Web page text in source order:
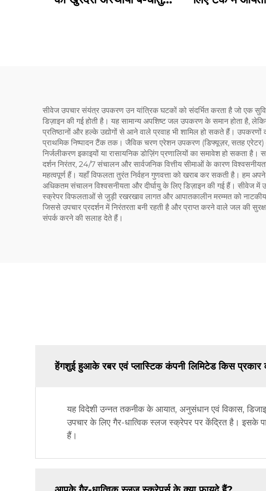
सीवेज उपचार संयंत्र उपकरण उन यांत्रिक घटकों को संदर्भित करता है जो एक
डिज़ाइन की गई होती है। यह सामान्य अपशिष्ट जल उपकरण के समान होता है,
प्रतिष्ठानों और हल्के उद्योगों से आने वाले प्रवाह भी शामिल हो सकते हैं।
प्राथमिक निष्पादन टैंक तक। जैविक चरण एरेशन उपकरण (डिफ्यूज़र, सतह एरेटर)
निर्जलीकरण इकाइयों या रासायनिक डोज़िंग प्रणालियों का समावेश हो सकता
दर्शन निरंतर, 24/7 संचालन और सार्वजनिक वित्तीय सीमाओं के कारण
महत्वपूर्ण हैं। यहाँ विफलता तुरंत निर्वहन गुणवत्ता को खराब कर सकती है।
अधिकतम संचालन विश्वसनीयता और दीर्घायु के लिए डिज़ाइन की गई हैं। सीवेज में
स्क्रेपर विफलताओं से जुड़ी रखरखाव लागत और आपातकालीन मरम्मत को
जिससे उपचार प्रदर्शन में निरंतरता बनी रहती है और प्राप्त करने वाले जल की
संपर्क करने की सलाह देते हैं।
हेंगशुई हुआके रबर एवं प्लास्टिक कंपनी लिमिटेड किस प्रकार
यह विदेशी उन्नत तकनीक के आयात, अनुसंधान एवं विकास,
उपचार के लिए गैर-धात्विक स्लज स्क्रेपर पर केंद्रित है। इसके
हैं।